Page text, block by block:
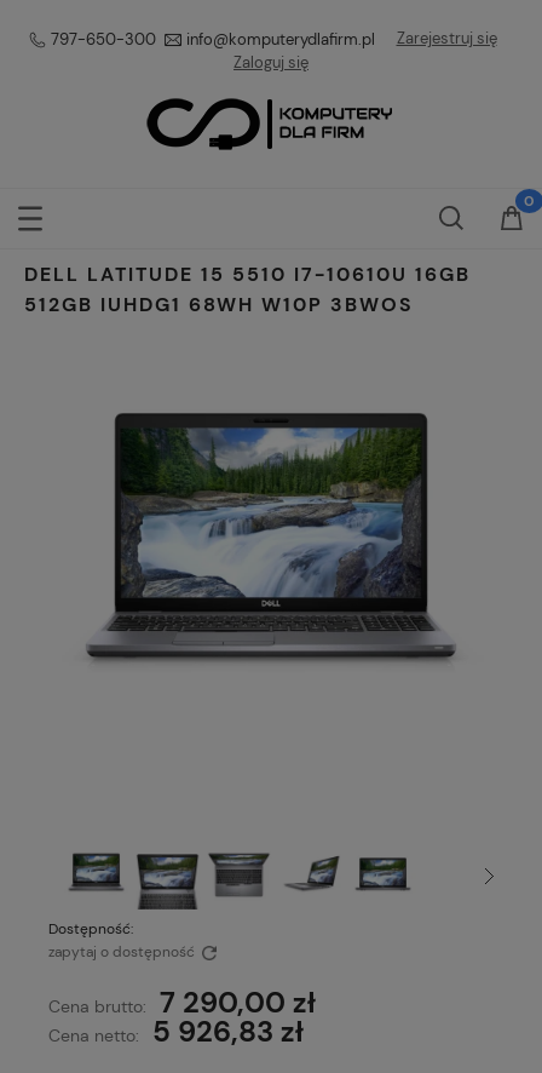
797-650-300 info@komputerydlafirm.pl
Zarejestruj się
Zaloguj się
DELL LATITUDE 15 5510 I7-10610U 16GB
512GB IUHDG1 68WH W10P 3BWOS
Dostępność:
zapytaj o dostępność
Cena brutto: 7 290,00 zł
Cena netto: 5 926,83 zł